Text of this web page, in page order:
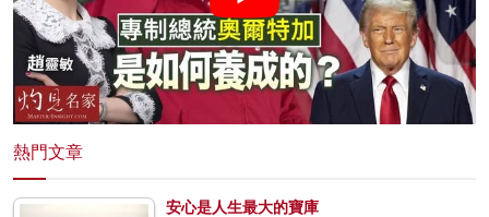
熱門文章
安心是人生最大的寶庫